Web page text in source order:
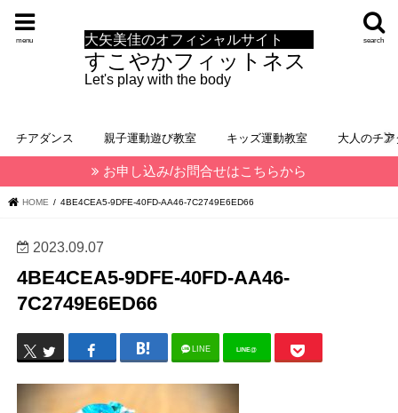
大矢美佳のオフィシャルサイト
すこやかフィットネス
Let's play with the body
search
menu
チアダンス 親子運動遊び教室 キッズ運動教室 大人のチ
お申し込み/お問合せはこちらから
HOME 4BE4CEA5-9DFE-40FD-AA46-7C2749E6ED66
2023.09.07
4BE4CEA5-9DFE-40FD-AA46-
7C2749E6ED66
LINE LINE@